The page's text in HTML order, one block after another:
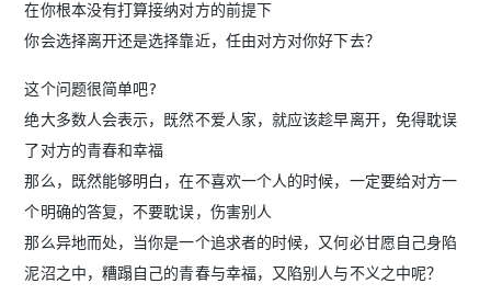
在你根本没有打算接纳对方的前提下
你会选择离开还是选择靠近，任由对方对你好下去？
这个问题很简单吧?
绝大多数人会表示，既然不爱人家，就应该趁早离开，免得耽误
了对方的青春和幸福
那么，既然能够明白，在不喜欢一个人的时候，一定要给对方一
个明确的答复，不要耽误，伤害别人
那么异地而处，当你是一个追求者的时候，又何必甘愿自己身陷
泥沼之中，糟蹋自己的青春与幸福，又陷别人与不义之中呢？